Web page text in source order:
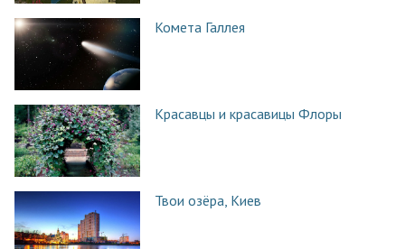
Комета Галлея
Красавцы и красавицы Флоры
Твои озёра, Киев